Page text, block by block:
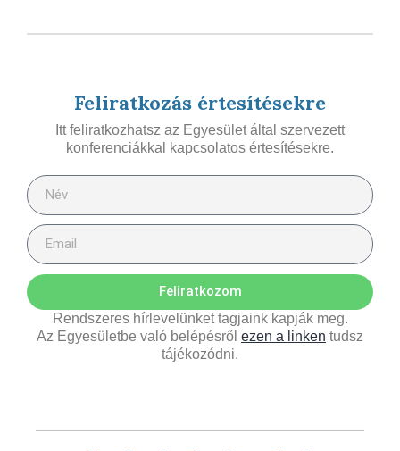
Feliratkozás értesítésekre
Itt feliratkozhatsz az Egyesület által szervezett
konferenciákkal kapcsolatos értesítésekre.
Feliratkozom
Rendszeres hírlevelünket tagjaink kapják meg.
Az Egyesületbe való belépésről ezen a linken tudsz
tájékozódni.